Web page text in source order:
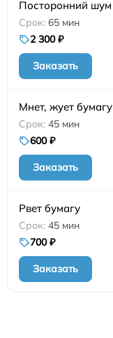
Посторонний шум
65 мин
2 300 ₽
Заказать
Мнет, жует бумагу
45 мин
600 ₽
Заказать
Рвет бумагу
45 мин
700 ₽
Заказать